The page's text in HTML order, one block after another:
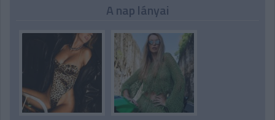
A nap lányai